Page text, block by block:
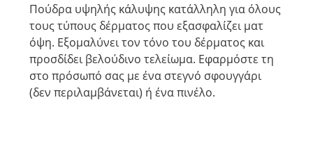
Πούδρα υψηλής κάλυψης κατάλληλη για όλους
τους τύπους δέρματος που εξασφαλίζει ματ
όψη. Εξομαλύνει τον τόνο του δέρματος και
προσδίδει βελούδινο τελείωμα. Εφαρμόστε τη
στο πρόσωπό σας με ένα στεγνό σφουγγάρι
(δεν περιλαμβάνεται) ή ένα πινέλο.